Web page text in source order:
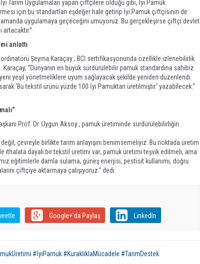
Tarım Uygulamaları yapan çiftçilere olduğu gibi, İyi Pamuk
için bu standartları eşdeğer hale getirip İyi Pamuk çiftçisinin de
uygulamaya geçeceğini umuyoruz. Bu gerçekleşirse çiftçi devlet
anlattı
Şeyma Karaçay , BCI sertifikasyonunda özellikle izlenebilirlik
Karaçay, “Dünyanın en büyük sürdürülebilir pamuk standardına sahibiz.
yeşil yönetmeliklere uyum sağlayacak şekilde yeniden düzenlendi.
‘Bu tekstil ürünü yüzde 100 İyi Pamuktan üretilmiştir.’ yazabilecek.”
Prof. Dr. Uygun Aksoy , pamuk üretiminde sürdürülebilirliğin
çevreyle birlikte tarım anlayışını benimsemeliyiz. Bu noktada üretim
ithalata dayalı bir tekstil üretimi var; pamuk üretimi teşvik edilmeli, ama
eğitimlerle damla sulama, güneş enerjisi, pestisit kullanımı, doğru
çiftçiye aktarmaya çalışıyoruz.” dedi.
Google+'da Paylaş LinkedIn
#İyiPamuk #KuraklıklaMücadele #TarımDestek